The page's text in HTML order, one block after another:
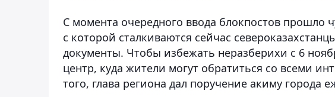
С момента очередного ввода блокпостов прошло
с которой сталкиваются сейчас
документы. Чтобы избежать неразберихи с 6
центр, куда жители могут обратиться со всеми
того, глава региона дал поручение акиму города